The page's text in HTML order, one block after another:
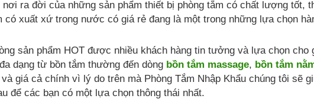
ra đời của những sản phẩm thiết bị phòng tắm có chất lượng tốt,
có xuất xứ trong nước có giá rẻ đang là một trong những lựa chọn
sản phẩm HOT được nhiều khách hàng tin tưởng và lựa chọn cho
dạng từ bồn tắm thường đến dòng bồn tắm massage, bồn tắm
giá cả chính vì lý do trên mà Phòng Tắm Nhập Khẩu chúng tôi sẽ
để các bạn có một lựa chọn thông thái nhất.